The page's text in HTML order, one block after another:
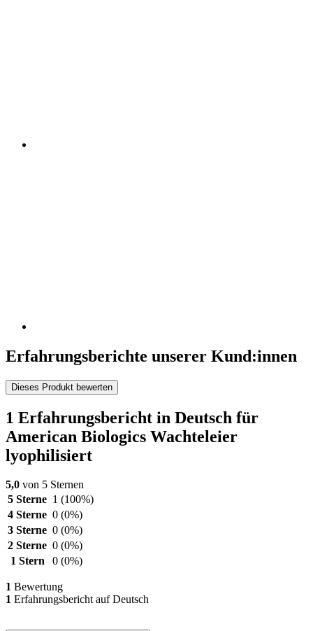
Erfahrungsberichte unserer Kund:innen
Dieses Produkt bewerten
1 Erfahrungsbericht in Deutsch für
American Biologics Wachteleier
lyophilisiert
5,0 von 5 Sternen
5 Sterne 1 (100%)
4 Sterne 0 (0%)
3 Sterne 0 (0%)
2 Sterne 0 (0%)
1 Stern
0 (0%)
1 Bewertung
1 Erfahrungsbericht auf Deutsch